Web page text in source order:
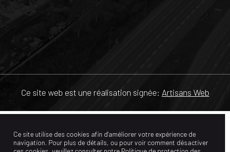
Ce site web est une réalisation signée: Artisans Web
Ce site utilise des cookies afin d'améliorer votre expérience de
navigation. Pour plus de détails, ou pour voir comment désactiver